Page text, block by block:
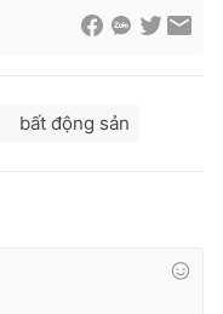
bất động sản